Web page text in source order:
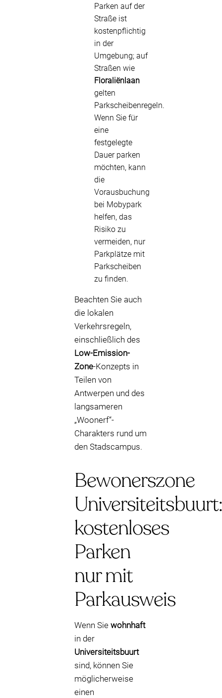
Parken auf der
Straße ist
kostenpflichtig
in der
Umgebung; auf
Straßen wie
Floraliënlaan
gelten
Parkscheibenregeln.
Wenn Sie für
eine
festgelegte
Dauer parken
möchten, kann
die
Vorausbuchung
bei Mobypark
helfen, das
Risiko zu
vermeiden, nur
Parkplätze mit
Parkscheiben
zu finden.
Beachten Sie auch
die lokalen
Verkehrsregeln,
einschließlich des
Low-Emission-
Zone-Konzepts in
Teilen von
Antwerpen und des
langsameren
„Woonerf“-
Charakters rund um
den Stadscampus.
Bewonerszone
Universiteitsbuurt:
kostenloses
Parken
nur mit
Parkausweis
Wenn Sie wohnhaft
in der
Universiteitsbuurt
sind, können Sie
möglicherweise
einen